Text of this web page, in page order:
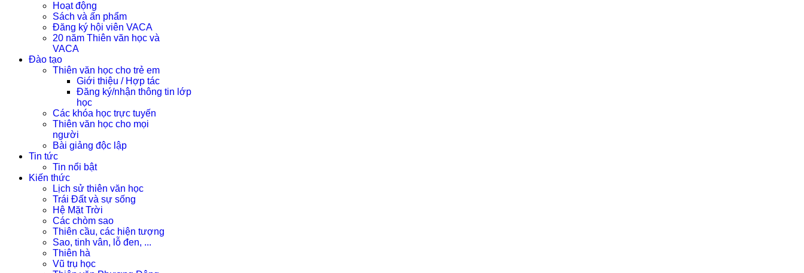
Hoạt động
Sách và ấn phẩm
Đăng ký hội viên VACA
20 năm Thiên văn học và
VACA
Đào tạo
Thiên văn học cho trẻ em
Giới thiệu / Hợp tác
Đăng ký/nhận thông tin lớp
học
Các khóa học trực tuyến
Thiên văn học cho mọi
người
Bài giảng độc lập
Tin tức
Tin nổi bật
Kiến thức
Lịch sử thiên văn học
Trái Đất và sự sống
Hệ Mặt Trời
Các chòm sao
Thiên cầu, các hiện tượng
Sao, tinh vân, lỗ đen, ...
Thiên hà
Vũ trụ học